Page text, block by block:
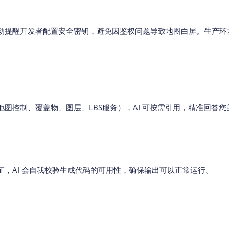
提醒开发者配置安全密钥，避免因鉴权问题导致地图白屏。生产
图控制、覆盖物、图层、LBS服务），AI 可按需引用，精准回答您
AI 会自我校验生成代码的可用性，确保输出可以正常运行。